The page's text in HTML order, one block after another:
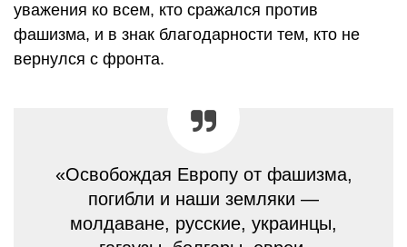
уважения ко всем, кто сражался против
фашизма, и в знак благодарности тем, кто не
вернулся с фронта.
«Освобождая Европу от фашизма,
погибли и наши земляки —
молдаване, русские, украинцы,